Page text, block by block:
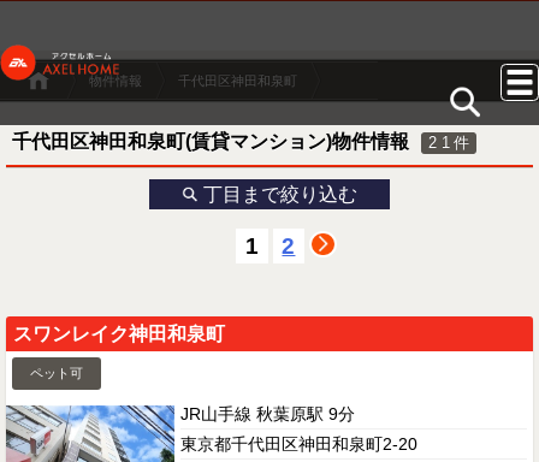
物件情報 千代田区神田和泉町
千代田区神田和泉町(賃貸マンション)物件情報 21 件
丁目まで絞り込む
1 2
スワンレイク神田和泉町
ペット可
JR山手線 秋葉原駅 9分
東京都千代田区神田和泉町2-20